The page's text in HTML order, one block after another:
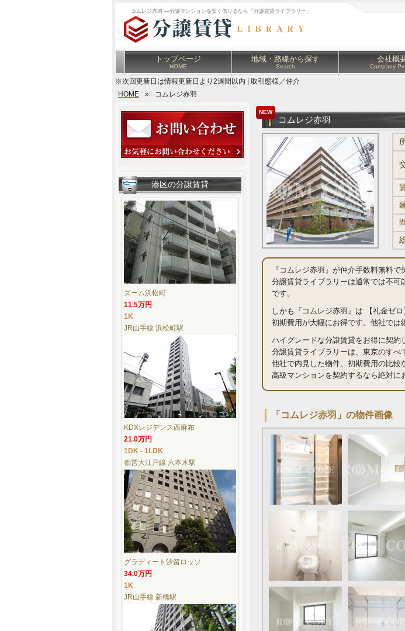
コムレジ赤羽 ―分譲マンションを安く借りるなら「分譲賃貸ライブラリー」
トップページ
HOME
地域・路線から探す
Search
会社概
Company
※次回更新日は情報更新日より2週間以内 | 取引態様／仲介
HOME
» コムレジ赤羽
コムレジ赤羽
NEW
『コムレジ赤羽』が仲介手数料無料で
分譲賃貸ライブラリーは通常では不可
です。
しかも『コムレジ赤羽』は 【礼金ゼ
初期費用が大幅にお得です。他社では
ハイグレードな分譲賃貸をお得に契約
分譲賃貸ライブラリーは、東京のすべ
他社で内見した物件、初期費用の比較
高級マンションを契約するなら絶対に
「コムレジ赤羽」の物件画像
港区の分譲賃貸
ズーム浜松町
11.5万円
1K
JR山手線 浜松町駅
KDXレジデンス西麻布
21.0万円
1DK - 1LDK
都営大江戸線 六本木駅
グラディート汐留ロッソ
34.0万円
1K
JR山手線 新橋駅